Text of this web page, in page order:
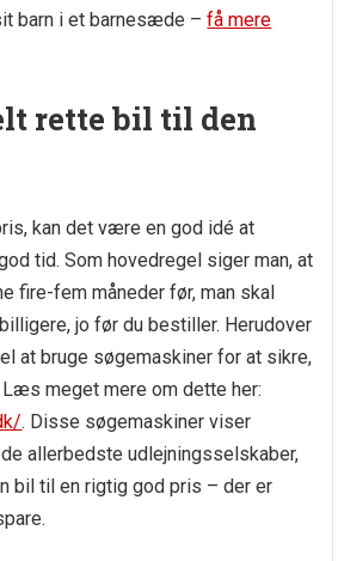
barn i et barnesæde –få mere
rette bil til den
kan det være en god idé at
tid. Som hovedregel siger man, at
fire-fem måneder før, man skal
jo før du bestiller. Herudover
at bruge søgemaskiner for at sikre,
meget mere om dette her:
. Disse søgemaskiner viser
allerbedste udlejningsselskaber,
bil til en rigtig god pris – der er